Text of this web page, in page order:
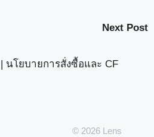
Next Post
| นโยบายการสั่งซื้อและ CF
© 2026 Lens